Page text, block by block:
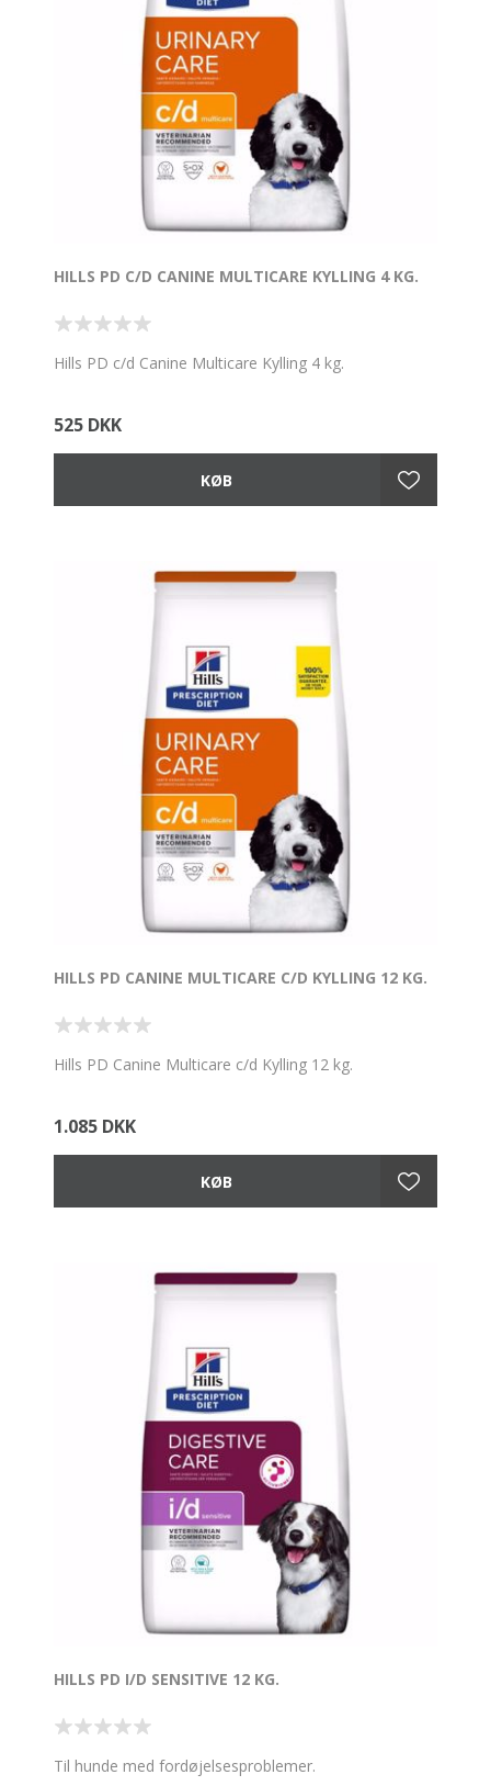
HILLS PD C/D CANINE MULTICARE KYLLING 4 KG.
Hills PD c/d Canine Multicare Kylling 4 kg.
525 DKK
HILLS PD CANINE MULTICARE C/D KYLLING 12 KG.
Hills PD Canine Multicare c/d Kylling 12 kg.
1.085 DKK
HILLS PD I/D SENSITIVE 12 KG.
Til hunde med fordøjelsesproblemer.